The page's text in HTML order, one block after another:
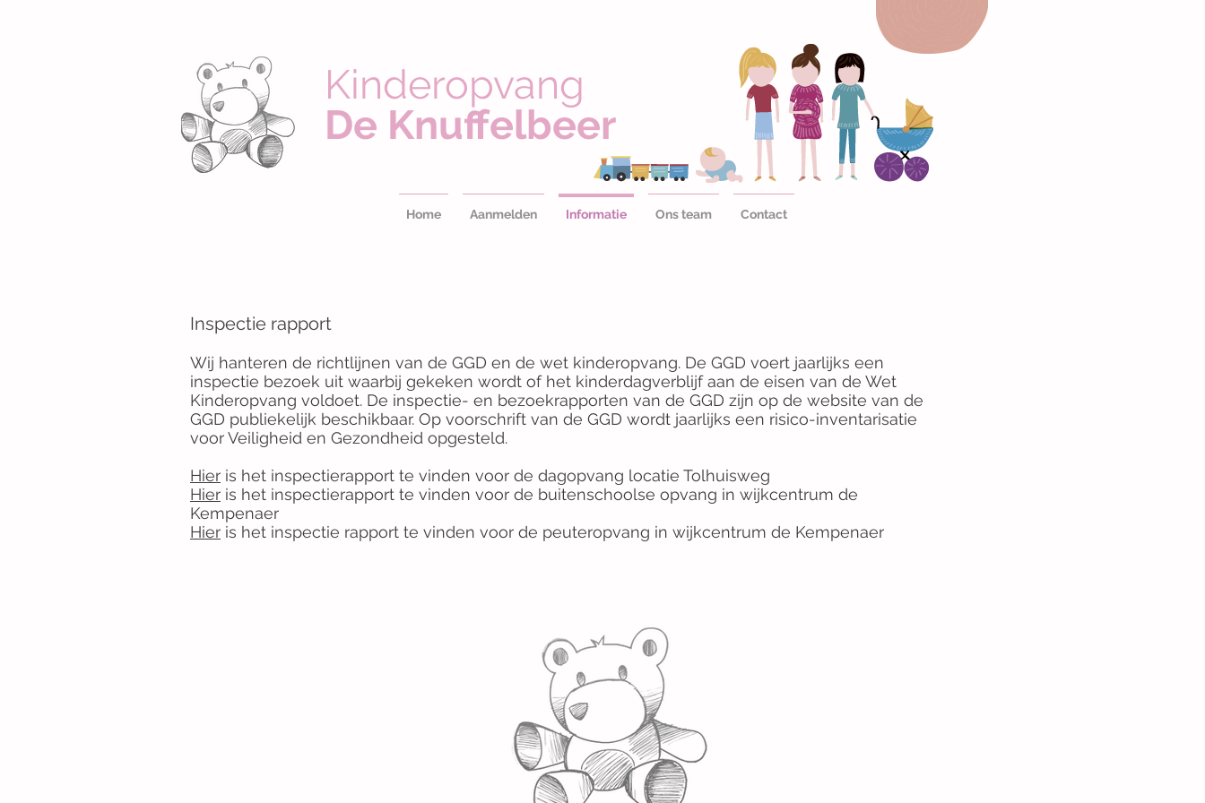
Kinderopvang
De Knuffelbeer
Home Aanmelden Informatie Ons team Contact
Inspectie rapport
Wij hanteren de richtlijnen van de GGD en de wet kinderopvang. De GGD voert jaarlijks een
inspectie bezoek uit waarbij gekeken wordt of het kinderdagverblijf aan de eisen van de Wet
Kinderopvang voldoet. De inspectie- en bezoekrapporten van de GGD zijn op de website van de
GGD publiekelijk beschikbaar. Op voorschrift van de GGD wordt jaarlijks een risico-inventarisatie
voor Veiligheid en Gezondheid opgesteld.
Hier is het inspectierapport te vinden voor de dagopvang locatie Tolhuisweg
Hier is het inspectierapport te vinden voor de buitenschoolse opvang in wijkcentrum de
Kempenaer
Hier is het inspectie rapport te vinden voor de peuteropvang in wijkcentrum de Kempenaer